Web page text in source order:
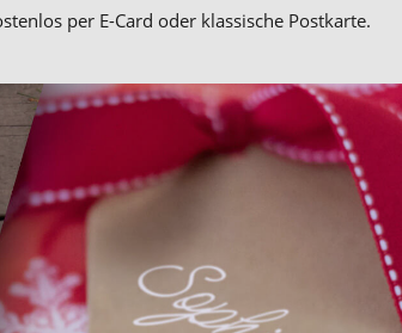
per E-Card oder klassische Postkarte.